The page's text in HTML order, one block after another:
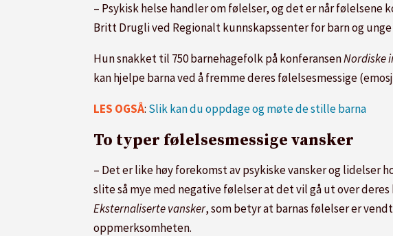
– Psykisk helse handler om følelser, og det er når følelsene
Britt Drugli ved Regionalt kunnskapssenter for barn og
Hun snakket til 750 barnehagefolk på konferansenNordiske
kan hjelpe barna ved å fremme deres følelsesmessige
LES OGSÅ: Slik kan du oppdage og møte de stille barna
To typer følelsesmessige vansker
– Det er like høy forekomst av psykiske vansker og lidelser
slite så mye med negative følelser at det vil gå ut over
Eksternaliserte vansker, som betyr at barnas følelser er
oppmerksomheten.